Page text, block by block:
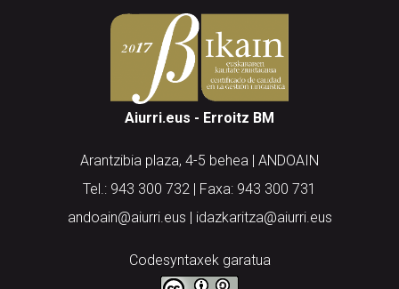
Aiurri.eus - Erroitz BM
Arantzibia plaza, 4-5 behea | ANDOAIN
Tel.: 943 300 732 | Faxa: 943 300 731
andoain@aiurri.eus | idazkaritza@aiurri.eus
Codesyntaxek garatua